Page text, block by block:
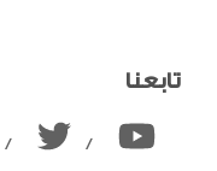
تابعنا
/ /